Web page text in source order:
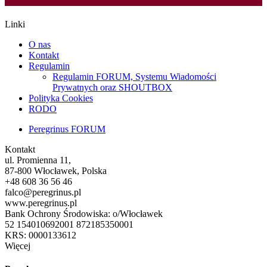
Linki
O nas
Kontakt
Regulamin
Regulamin FORUM, Systemu Wiadomości
Prywatnych oraz SHOUTBOX
Polityka Cookies
RODO
Peregrinus FORUM
Kontakt
ul. Promienna 11,
87-800 Włocławek, Polska
+48 608 36 56 46
falco@peregrinus.pl
www.peregrinus.pl
Bank Ochrony Środowiska: o/Włocławek
52 154010692001 872185350001
KRS: 0000133612
Więcej